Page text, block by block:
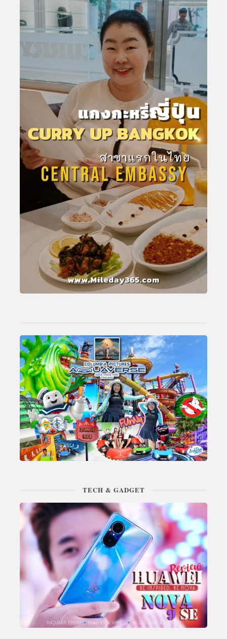
TECH & GADGET